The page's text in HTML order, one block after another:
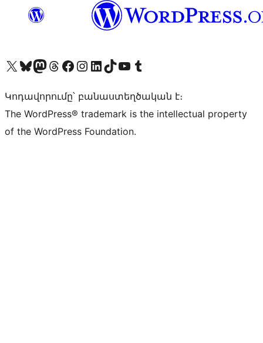
Visit our X (formerly Twitter) account
Visit our Bluesky account
Visit our Mastodon account
Visit our Threads account
Visit our Facebook page
Visit our Instagram account
Visit our LinkedIn account
Visit our TikTok account
Visit our YouTube channel
Visit our Tumblr account
Կոդավորումը՝ բանաստեղծական է։
The WordPress® trademark is the intellectual property
of the WordPress Foundation.